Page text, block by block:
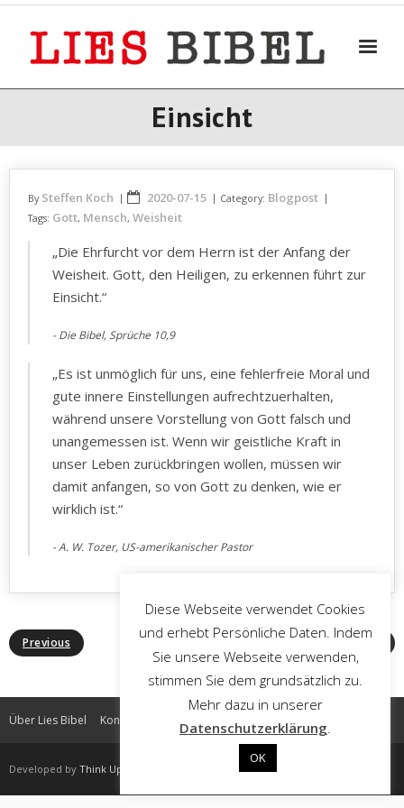
Skip
Einsicht
By Steffen Koch 2020-07-15 Category: Blogpost
Tags: Gott, Mensch, Weisheit
„Die Ehrfurcht vor dem Herrn ist der Anfang der
Weisheit. Gott, den Heiligen, zu erkennen führt zur
Einsicht.“
Die Bibel, Sprüche 10,9
„Es ist unmöglich für uns, eine fehlerfreie Moral und
gute innere Einstellungen aufrechtzuerhalten,
während unsere Vorstellung von Gott falsch und
unangemessen ist. Wenn wir geistliche Kraft in
unser Leben zurückbringen wollen, müssen wir
damit anfangen, so von Gott zu denken, wie er
wirklich ist.“
A. W. Tozer, US-amerikanischer Pastor
Previous Next
Über Lies Bibel Kontakt Datenschutz
Developed by Think Up Themes Ltd . Powered byWordPress
Diese Webseite verwendet Cookies
und erhebt Persönliche Daten. Indem
Sie unsere Webseite verwenden,
stimmen Sie dem grundsätzlich zu.
Mehr dazu in unserer
Datenschutzerklärung.
OK